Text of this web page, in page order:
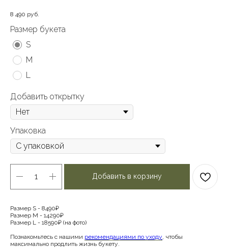
8 490 руб.
Размер букета
S
M
L
Добавить открытку
Упаковка
Добавить в корзину
Размер S - 8490₽
Размер М - 14290₽
Размер L - 18590₽ (на фото)
Познакомьтесь с нашими рекомендациями по уходу , чтобы
максимально продлить жизнь букету.